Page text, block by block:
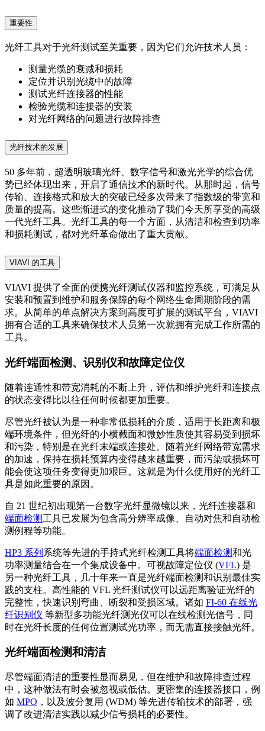
重要性
光纤工具对于光纤测试至关重要，因为它们允许技术人员：
测量光缆的衰减和损耗
定位并识别光缆中的故障
测试光纤连接器的性能
检验光缆和连接器的安装
对光纤网络的问题进行故障排查
光纤技术的发展
50 多年前，超透明玻璃光纤、数字信号和激光光学的综合优
势已经体现出来，开启了通信技术的新时代。从那时起，信号
传输、连接格式和放大的突破已经多次带来了指数级的带宽和
质量的提高。这些渐进式的变化推动了我们今天所享受的高级
一代光纤工具。光纤工具的每一个方面，从清洁和检查到功率
和损耗测试，都对光纤革命做出了重大贡献。
VIAVI 的工具
VIAVI 提供了全面的便携光纤测试仪器和监控系统，可满足从
安装和预置到维护和服务保障的每个网络生命周期阶段的需
求。从简单的单点解决方案到高度可扩展的测试平台，VIAVI
拥有合适的工具来确保技术人员第一次就拥有完成工作所需的
工具。
光纤端面检测、识别仪和故障定位仪
随着连通性和带宽消耗的不断上升，评估和维护光纤和连接点
的状态变得比以往任何时候都更加重要。
尽管光纤被认为是一种非常低损耗的介质，适用于长距离和极
端环境条件，但光纤的小横截面和微妙性质使其容易受到损坏
和污染，特别是在光纤末端或连接处。随着光纤网络带宽需求
的加速，保持在损耗预算内变得越来越重要，而污染或损坏可
能会使这项任务变得更加艰巨。这就是为什么使用好的光纤工
具是如此重要的原因。
自 21 世纪初出现第一台数字光纤显微镜以来，光纤连接器和
端面检测 工具已发展为包含高分辨率成像、自动对焦和自动检
测例程等功能。
HP3 系列 系统等先进的手持式光纤检测工具将端面检测和光
功率测量结合在一个集成设备中。可视故障定位仪 (VFL) 是
另一种光纤工具，几十年来一直是光纤端面检测和识别最佳实
践的支柱。高性能的 VFL 光纤测试仪可以远距离验证光纤的
完整性，快速识别弯曲、断裂和受损区域。诸如 FI-60 在线光
纤识别仪 等新型多功能光纤测光仪可以在线检测光信号，同
时在光纤长度的任何位置测试光功率，而无需直接接触光纤。
光纤端面检测和清洁
尽管端面清洁的重要性显而易见，但在维护和故障排查过程
中，这种做法有时会被忽视或低估。更密集的连接器接口，例
如 MPO ，以及波分复用 (WDM) 等先进传输技术的部署，强
调了改进清洁实践以减少信号损耗的必要性。